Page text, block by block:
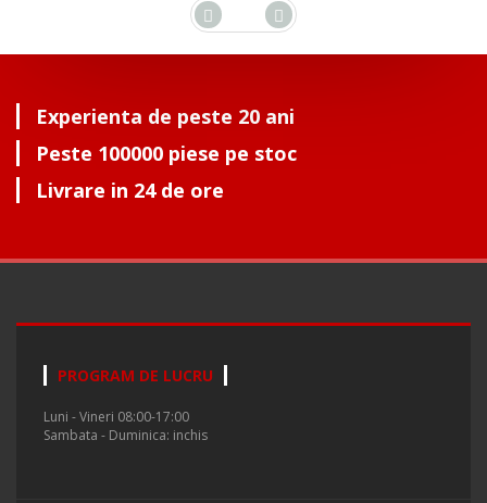
Experienta de peste 20 ani
Peste 100000 piese pe stoc
Livrare in 24 de ore
PROGRAM DE LUCRU
Luni - Vineri 08:00-17:00
Sambata - Duminica: inchis